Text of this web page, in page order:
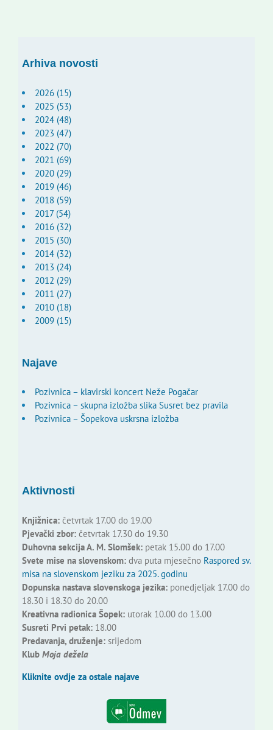
Arhiva novosti
2026 (15)
2025 (53)
2024 (48)
2023 (47)
2022 (70)
2021 (69)
2020 (29)
2019 (46)
2018 (59)
2017 (54)
2016 (32)
2015 (30)
2014 (32)
2013 (24)
2012 (29)
2011 (27)
2010 (18)
2009 (15)
Najave
Pozivnica – klavirski koncert Neže Pogačar
Pozivnica – skupna izložba slika Susret bez pravila
Pozivnica – Šopekova uskrsna izložba
Aktivnosti
Knjižnica:četvrtak 17.00 do 19.00
Pjevački zbor:četvrtak 17.30 do 19.30
Duhovna sekcija A. M. Slomšek:petak 15.00 do 17.00
Svete mise na slovenskom:dva puta mjesečno Raspored sv.
misa na slovenskom jeziku za 2025. godinu
Dopunska nastava slovenskoga jezika:ponedjeljak 17.00 do
18.30 i 18.30 do 20.00
Kreativna radionica Šopek:utorak 10.00 do 13.00
Susreti Prvi petak:18.00
Predavanja, druženje:srijedom
Klub Moja dežela
Kliknite ovdje za ostale najave